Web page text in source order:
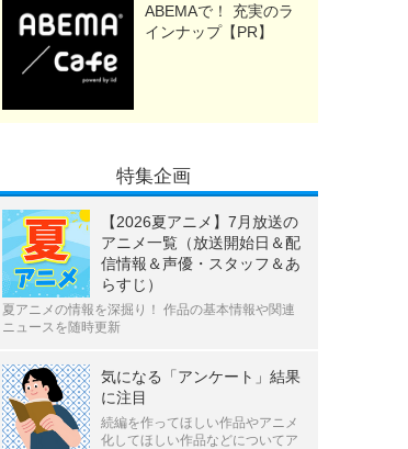
ABEMAで！ 充実のラ
インナップ【PR】
特集企画
【2026夏アニメ】7月放送の
アニメ一覧（放送開始日＆配
信情報＆声優・スタッフ＆あ
らすじ）
夏アニメの情報を深掘り！ 作品の基本情報や関連
ニュースを随時更新
気になる「アンケート」結果
に注目
続編を作ってほしい作品やアニメ
化してほしい作品などについてア